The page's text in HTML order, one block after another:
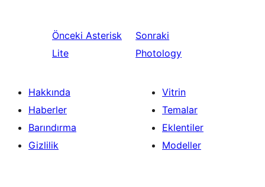
Önceki Asterisk
Lite
Sonraki
Photology
Hakkında
Haberler
Barındırma
Gizlilik
Vitrin
Temalar
Eklentiler
Modeller